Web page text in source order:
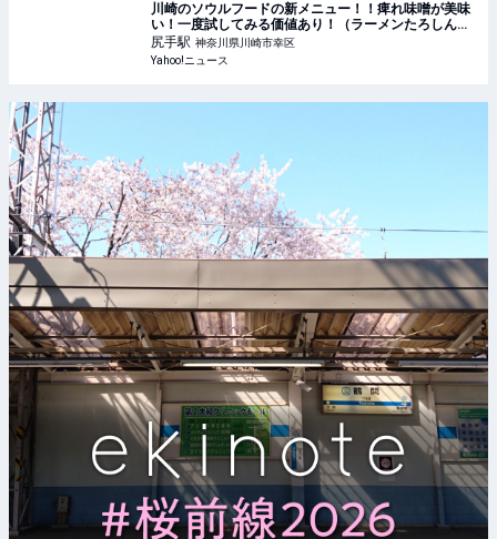
川崎のソウルフードの新メニュー！！痺れ味噌が美味
い！一度試してみる価値あり！（ラーメンたろしん） -
エキスパート - Yahoo!ニュース
尻手駅 神奈川県川崎市幸区
Yahoo!ニュース